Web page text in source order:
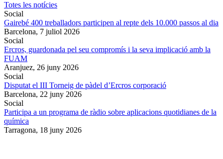
Totes les notícies
Social
Gairebé 400 treballadors participen al repte dels 10.000 passos al dia
Barcelona, 7 juliol 2026
Social
Ercros, guardonada pel seu compromís i la seva implicació amb la
FUAM
Aranjuez, 26 juny 2026
Social
Disputat el III Torneig de pàdel d’Ercros corporació
Barcelona, 22 juny 2026
Social
Participa a un programa de ràdio sobre aplicacions quotidianes de la
química
Tarragona, 18 juny 2026